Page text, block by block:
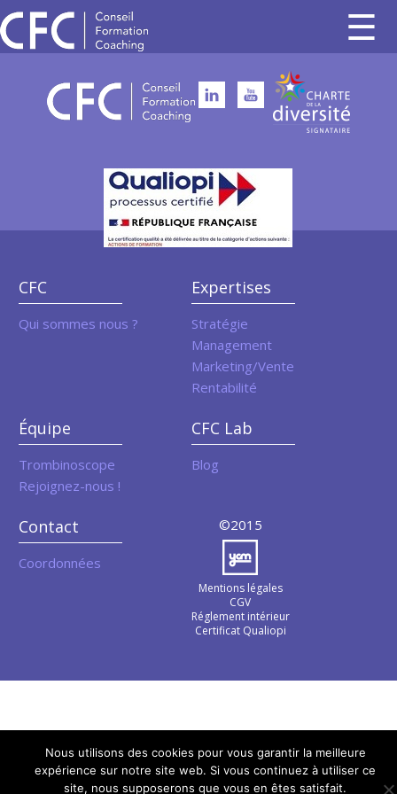
CFC
Qui sommes nous ?
Expertises
Stratégie
Management
Marketing/Vente
Rentabilité
Équipe
Trombinoscope
Rejoignez-nous !
CFC Lab
Blog
Contact
Coordonnées
©2015
Mentions légales
CGV
Réglement intérieur
Certificat Qualiopi
Nous utilisons des cookies pour vous garantir la meilleure
expérience sur notre site web. Si vous continuez à utiliser ce
site, nous supposerons que vous en êtes satisfait.